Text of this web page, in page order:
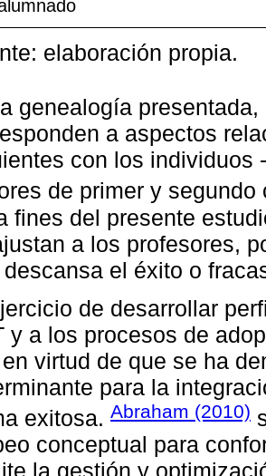
elaboración propia.
genealogía
a aspectos
con los individuos
de primer y
fines del presente
a los profesores,
el éxito o
de desarrollar
y a los procesos de
virtud de que se ha
para la
exitosa. Abraham (2010)
conceptual para
la gestión y